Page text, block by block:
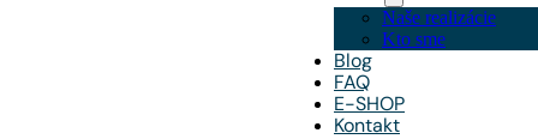
Naše realizácie
Kto sme
Blog
FAQ
E-SHOP
Kontakt